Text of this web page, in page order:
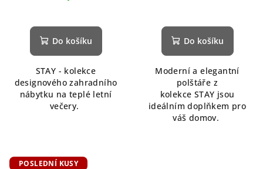
Do košíku
STAY - kolekce
designového zahradního
nábytku na teplé letní
večery.
Do košíku
Moderní a elegantní
polštáře z
kolekce STAY jsou
ideálním doplňkem pro
váš domov.
POSLEDNÍ KUSY